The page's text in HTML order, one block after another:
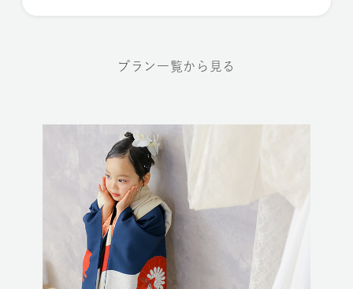
プラン一覧から見る